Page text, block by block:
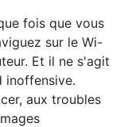
fois que vous
sur le Wi-
Et il ne s'agit
inoffensive.
aux troubles